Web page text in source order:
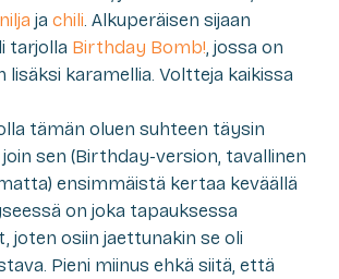
ja chili. Alkuperäisen sijaan
tarjolla Birthday Bomb!, jossa on
lisäksi karamellia. Voltteja kaikissa
tämän oluen suhteen täysin
sen (Birthday-version, tavallinen
ensimmäistä kertaa keväällä
on joka tapauksessa
joten osiin jaettunakin se oli
Pieni miinus ehkä siitä, että